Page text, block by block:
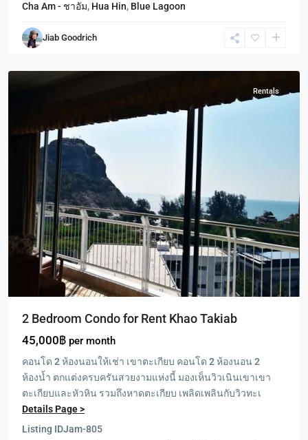
Cha Am - ชาอัม, Hua Hin, Blue Lagoon
Jiab Goodrich
Hua
Rentals
2 Bedroom Condo for Rent Khao Takiab
45,000฿ per month
คอนโด 2 ห้องนอนให้เช่า เขาตะเกียบ คอนโด 2 ห้องนอน 2
ห้องน้ำ ตกแต่งครบครันสวยงามแห่งนี้ มองเห็นวิวเนินเขาเขา
ตะเกียบและหัวหิน รวมถึงหาดตะเกียบ เพลิดเพลินกับวิวทะเ
Details Page >
Listing IDJam-805